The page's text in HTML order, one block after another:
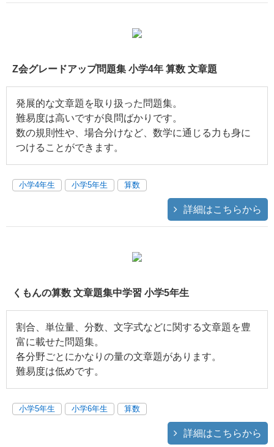
Z会グレードアップ問題集 小学4年 算数 文章題
発展的な文章題を取り扱った問題集。
難易度は高いですが良問ばかりです。
数の規則性や、場合分けなど、数学に通じる力も身に
つけることができます。
小学4年生 小学5年生 算数
詳細はこちらから
くもんの算数 文章題集中学習 小学5年生
割合、単位量、分数、文字式などに関する文章題を豊
富に載せた問題集。
各分野ごとにかなりの量の文章題があります。
難易度は低めです。
小学5年生 小学6年生 算数
詳細はこちらから